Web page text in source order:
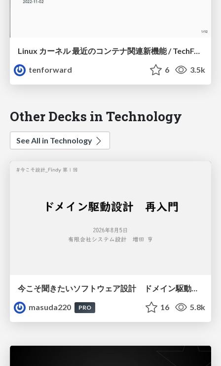
Linux カーネル 最近のコンテナ関連新機能 / TechFeed Experts Night#7
tenforward
6 3.5k
Other Decks in Technology
See All in Technology
masuda220
PRO 16 5.8k